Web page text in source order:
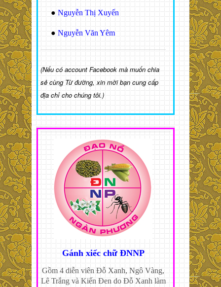
● Nguyễn Thị Xuyến
● Nguyễn Văn Yêm
(Nếu có account Facebook mà muốn chia
sẻ cùng Từ đường, xin mời bạn cung cấp
địa chỉ cho chúng tôi.)
Gánh xiếc chữ ĐNNP
Gồm 4 diễn viên Đỗ Xanh, Ngô Vàng,
Lê Trắng và Kiến Đen do Đỗ Xanh làm